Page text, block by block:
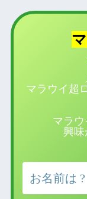
マラウイ超
マラ
興味